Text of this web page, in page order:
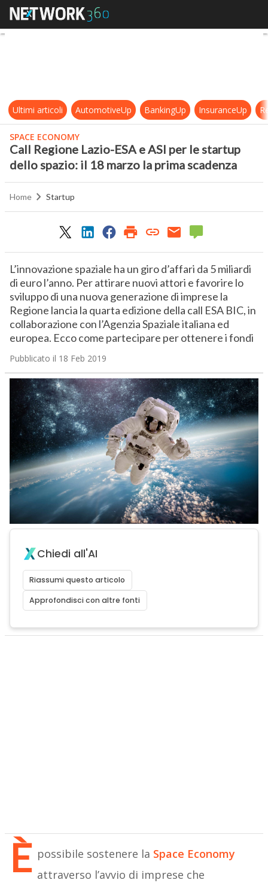
Call Regione Lazio-ESA e ASI per
Ultimi articoli AutomotiveUp BankingUp InsuranceUp
SPACE ECONOMY
Call Regione Lazio-ESA e ASI per le startup
dello spazio: il 18 marzo la prima scadenza
Home Startup
L’innovazione spaziale ha un giro d’affari da 5 miliardi
di euro l’anno. Per attirare nuovi attori e favorire lo
sviluppo di una nuova generazione di imprese la
Regione lancia la quarta edizione della call ESA BIC, in
collaborazione con l’Agenzia Spaziale italiana ed
europea. Ecco come partecipare per ottenere i fondi
Pubblicato il 18 Feb 2019
Chiedi all'AI
Riassumi questo articolo
Approfondisci con altre fonti
È possibile sostenere la Space Economy
attraverso l’avvio di imprese che